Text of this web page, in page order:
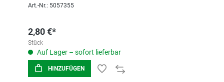
Art.-Nr.: 5057355
2,80 €*
Stück
Auf Lager – sofort lieferbar
HINZUFÜGEN